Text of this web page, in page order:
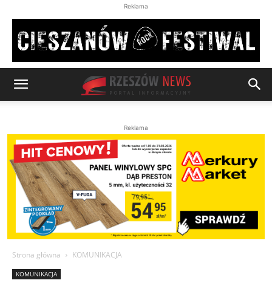
Reklama
Reklama
Strona główna KOMUNIKACJA
KOMUNIKACJA